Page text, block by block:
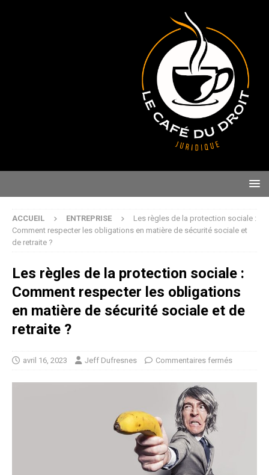
ACCUEIL ENTREPRISE
Les règles de la protection sociale :
Comment respecter les obligations en matière de sécurité sociale et
de retraite ?
Les règles de la protection sociale :
Comment respecter les obligations
en matière de sécurité sociale et de
retraite ?
avril 16, 2023 Jeff Dufresnes Commentaires fermés